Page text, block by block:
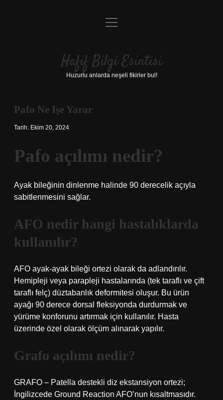
Anasayfa
Yasal Uyarı
menüyü
Hafif Bilgi Esintisi
Huzurlu anlarda neşeli fikirler bul!
Pafo Ne Işe Yarar
Tarih: Ekim 20, 2024
Pafo açılımı nedir?
Ayak bileğinin dinlenme halinde 90 derecelik açıyla
sabitlenmesini sağlar.
AFO nedir hangi hastalıklarda
kullanılır?
AFO ayak-ayak bileği ortezi olarak da adlandırılır.
Hemipleji veya parapleji hastalarında (tek taraflı ve çift
taraflı felç) düztabanlık deformitesi oluşur. Bu ürün
ayağı 90 derece dorsal fleksiyonda durdurmak ve
yürüme konforunu artırmak için kullanılır. Hasta
üzerinde özel olarak ölçüm alınarak yapılır.
Grafo açılımı nedir?
GRAFO – Patella destekli diz ekstansiyon ortezi;
İngilizcede Ground Reaction AFO’nun kısaltmasıdır.